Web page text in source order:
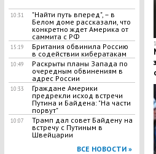
10:31
"Найти путь вперед", – в
Белом доме рассказали, что
конкретно ждет Америка от
саммита с РФ
15:19
Британия обвинила Россию
в содействии кибератакам
10:49
Раскрыты планы Запада по
очередным обвинениям в
адрес России
10:33
Граждане Америки
предрекли исход встречи
Путина и Байдена: "На части
порвут"
10:07
Трамп дал совет Байдену на
встречу с Путиным в
Швейцарии
ВСЕ НОВОСТИ »